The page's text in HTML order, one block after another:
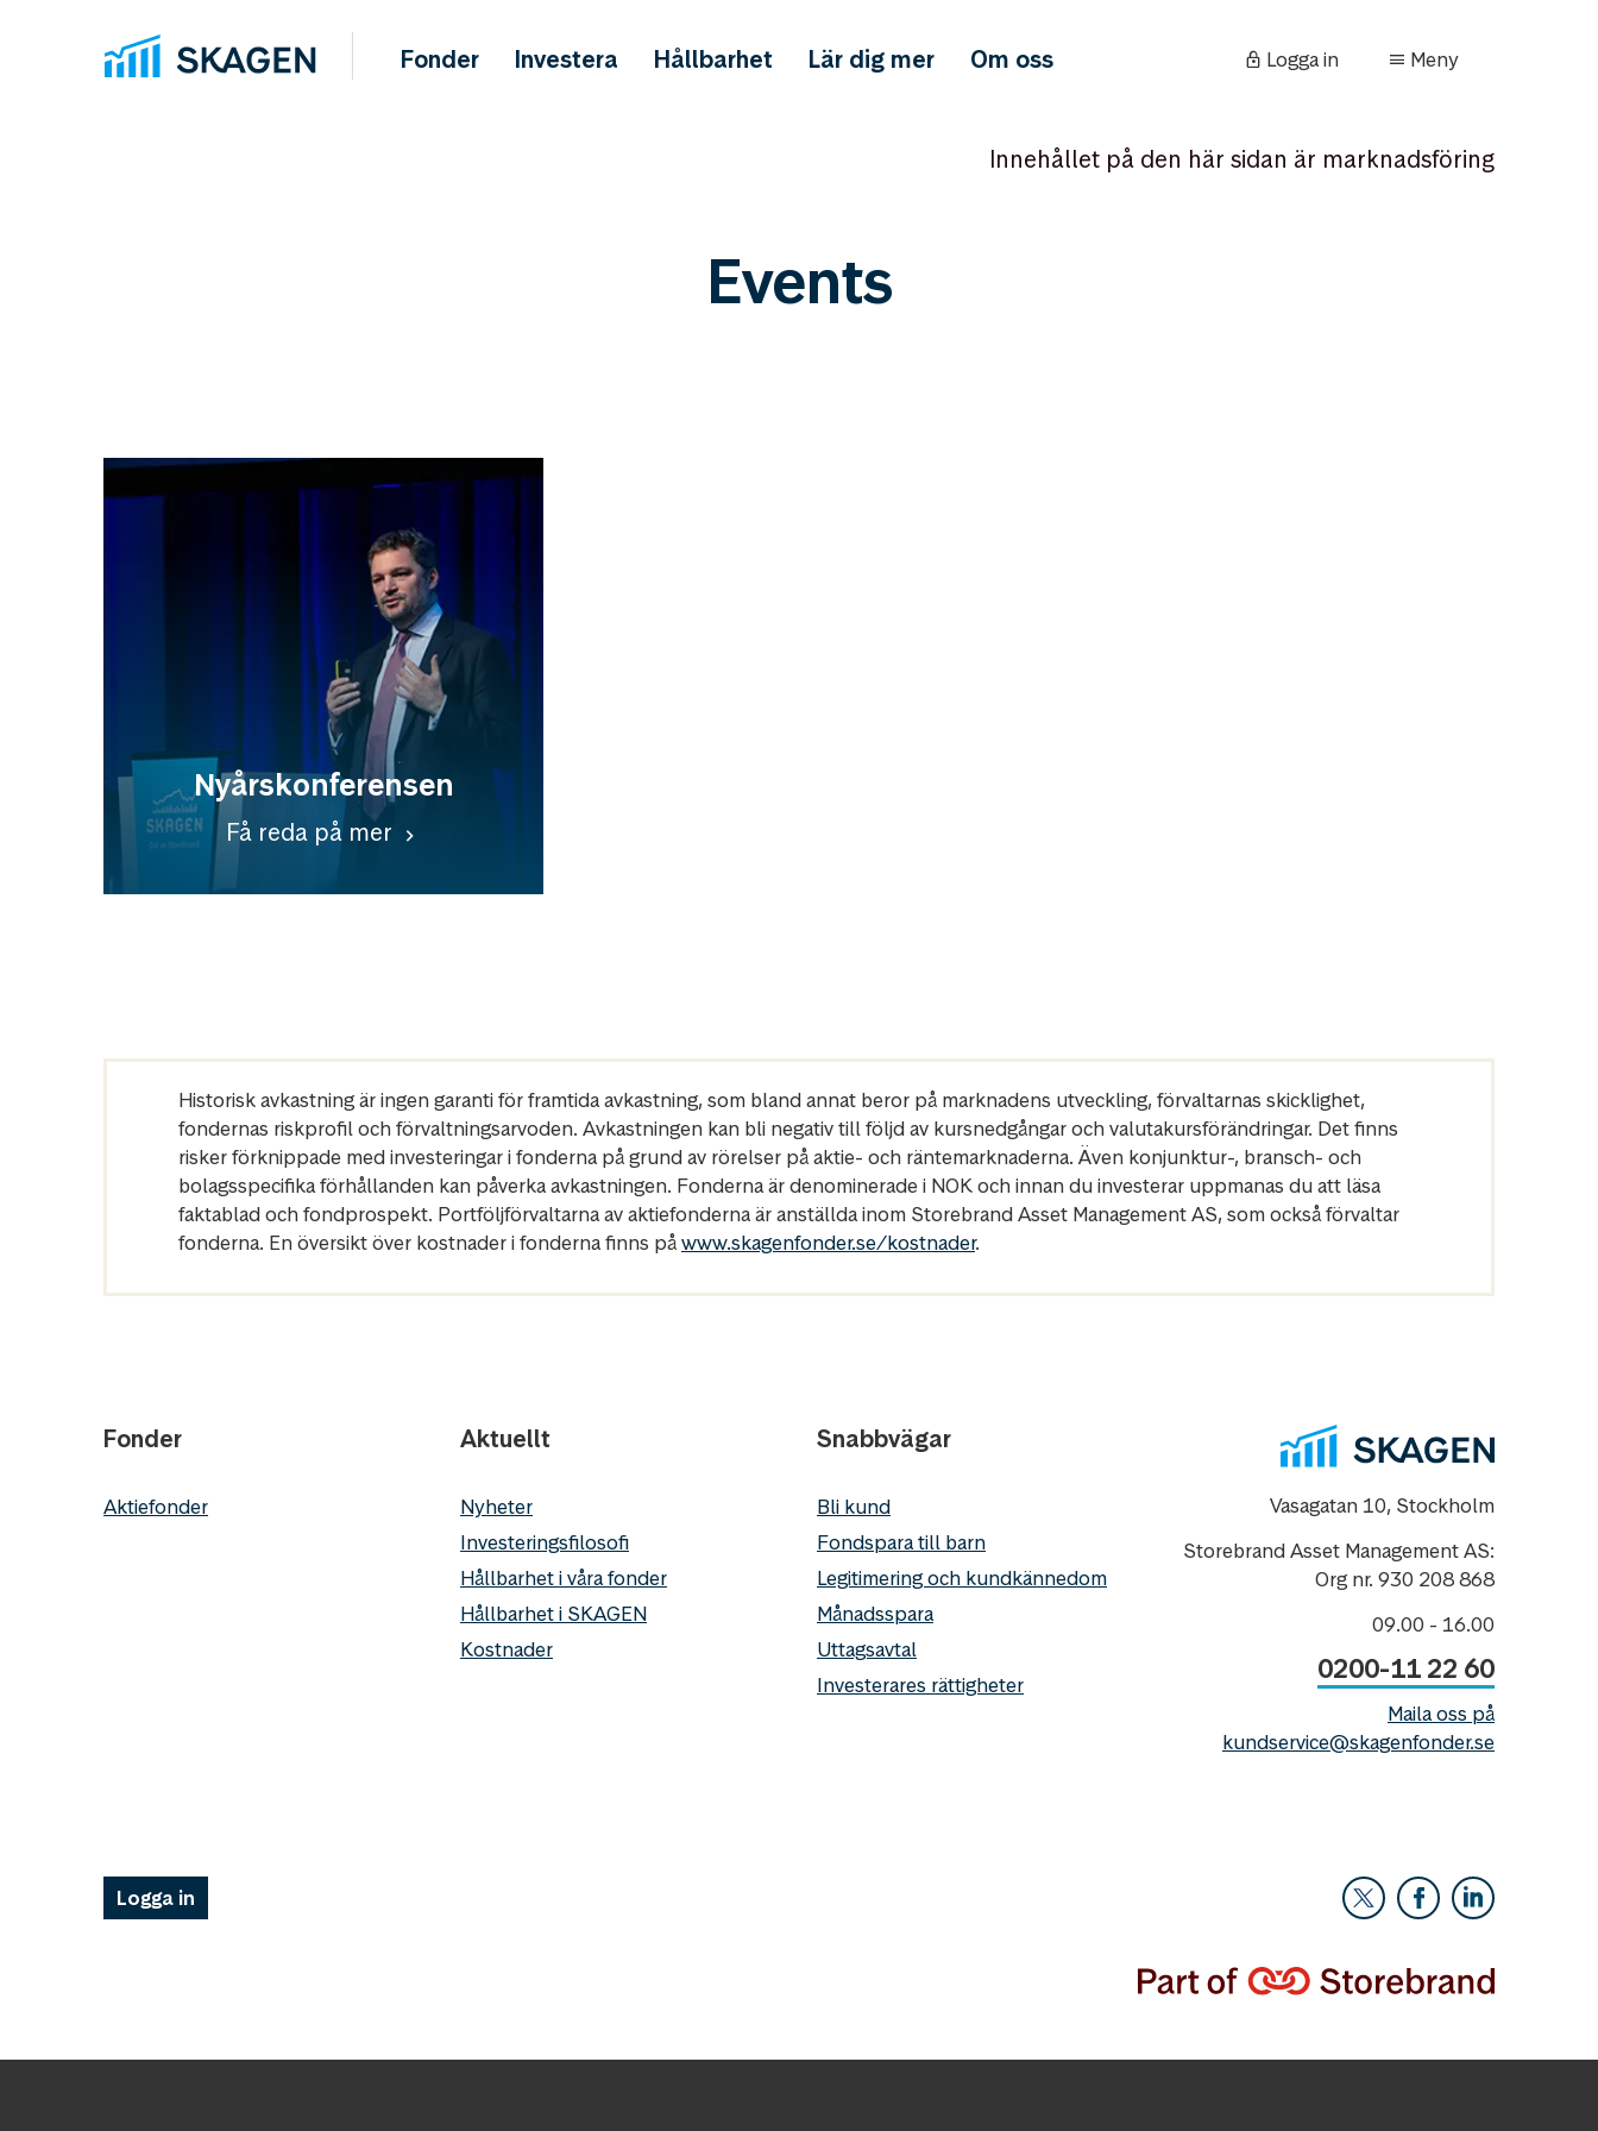
Fonder Investera Hållbarhet Lär dig mer Om oss Logga in Meny
Innehållet på den här sidan är marknadsföring
Events
Nyårskonferensen
Få reda på mer
Historisk avkastning är ingen garanti för framtida avkastning, som bland annat beror på marknadens utveckling, förvaltarnas skicklighet,
fondernas riskprofil och förvaltningsarvoden. Avkastningen kan bli negativ till följd av kursnedgångar och valutakursförändringar. Det finns
risker förknippade med investeringar i fonderna på grund av rörelser på aktie- och räntemarknaderna. Även konjunktur-, bransch- och
bolagsspecifika förhållanden kan påverka avkastningen. Fonderna är denominerade i NOK och innan du investerar uppmanas du att läsa
faktablad och fondprospekt. Portföljförvaltarna av aktiefonderna är anställda inom Storebrand Asset Management AS, som också förvaltar
fonderna. En översikt över kostnader i fonderna finns påwww.skagenfonder.se/kostnader.
Fonder
Aktiefonder
Aktuellt
Nyheter
Investeringsfilosofi
Hållbarhet i våra fonder
Hållbarhet i SKAGEN
Kostnader
Snabbvägar
Bli kund
Fondspara till barn
Legitimering och kundkännedom
Månadsspara
Uttagsavtal
Investerares rättigheter
Vasagatan 10, Stockholm
Storebrand Asset Management AS:
Org nr. 930 208 868
09.00 - 16.00
0200-11 22 60
Maila oss på
kundservice@skagenfonder.se
Logga in